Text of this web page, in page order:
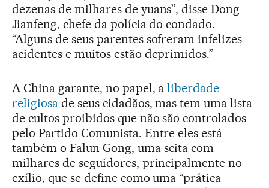
dezenas de milhares de yuans”, disse Dong
Jianfeng, chefe da polícia do condado.
“Alguns de seus parentes sofreram infelizes
acidentes e muitos estão deprimidos.”
A China garante, no papel, aliberdade
religiosade seus cidadãos, mas tem uma lista
de cultos proibidos que não são controlados
pelo Partido Comunista. Entre eles está
também o Falun Gong, uma seita com
milhares de seguidores, principalmente no
exílio, que se define como uma “prática